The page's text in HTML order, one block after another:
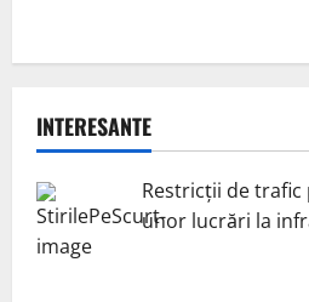
INTERESANTE
Restricții de trafic
unor lucrări la